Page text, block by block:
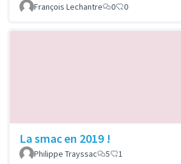
François Lechantre 0 0
La smac en 2019 !
Philippe Trayssac
5 1